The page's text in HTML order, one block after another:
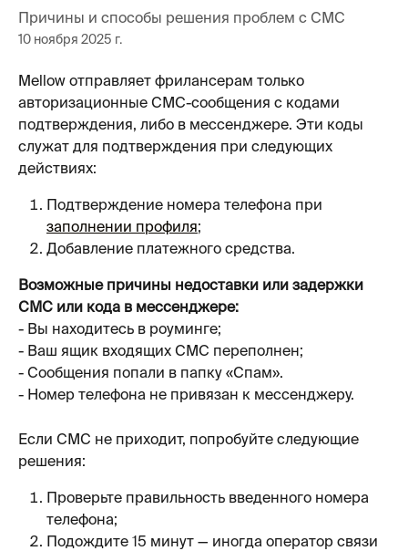
Причины и способы решения проблем с СМС
10 ноября 2025 г.
Mellow отправляет фрилансерам только
авторизационные СМС-сообщения с кодами
подтверждения, либо в мессенджере. Эти коды
служат для подтверждения при следующих
действиях:
Подтверждение номера телефона при
заполнении профиля;
Добавление платежного средства.
Возможные причины недоставки или задержки
СМС или кода в мессенджере:
- Вы находитесь в роуминге;
- Ваш ящик входящих СМС переполнен;
- Сообщения попали в папку «Спам».
- Номер телефона не привязан к мессенджеру.
Если СМС не приходит, попробуйте следующие
решения:
Проверьте правильность введенного номера
телефона;
Подождите 15 минут — иногда оператор связи